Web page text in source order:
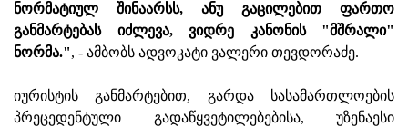
ნორმატიულ შინაარსს, ანუ გაცილებით ფართო
განმარტებას იძლევა, ვიდრე კანონის "მშრალი"
ნორმა.", - ამბობს ადვოკატი ვალერი თევდორაძე.
იურისტის განმარტებით, გარდა სასამართლოების
პრეცედენტული გადაწყვეტილებებისა, უზენაესი